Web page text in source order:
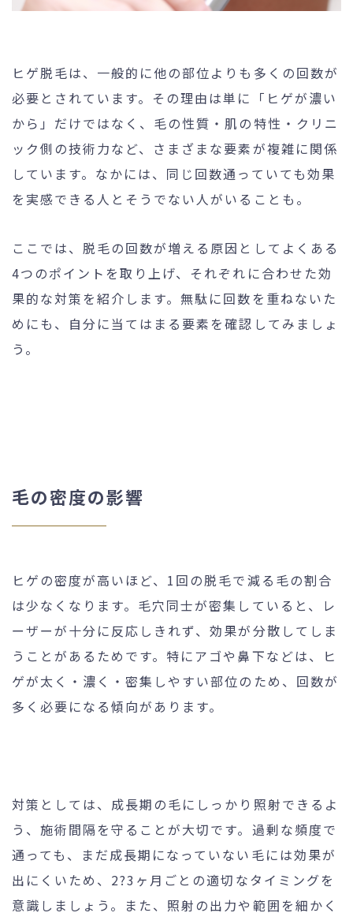
ヒゲ脱毛は、一般的に他の部位よりも多くの回数が
必要とされています。その理由は単に「ヒゲが濃い
から」だけではなく、毛の性質・肌の特性・クリニ
ック側の技術力など、さまざまな要素が複雑に関係
しています。なかには、同じ回数通っていても効果
を実感できる人とそうでない人がいることも。
ここでは、脱毛の回数が増える原因としてよくある
4つのポイントを取り上げ、それぞれに合わせた効
果的な対策を紹介します。無駄に回数を重ねないた
めにも、自分に当てはまる要素を確認してみましょ
う。
毛の密度の影響
ヒゲの密度が高いほど、1回の脱毛で減る毛の割合
は少なくなります。毛穴同士が密集していると、レ
ーザーが十分に反応しきれず、効果が分散してしま
うことがあるためです。特にアゴや鼻下などは、ヒ
ゲが太く・濃く・密集しやすい部位のため、回数が
多く必要になる傾向があります。
対策としては、成長期の毛にしっかり照射できるよ
う、施術間隔を守ることが大切です。過剰な頻度で
通っても、まだ成長期になっていない毛には効果が
出にくいため、2?3ヶ月ごとの適切なタイミングを
意識しましょう。また、照射の出力や範囲を細かく